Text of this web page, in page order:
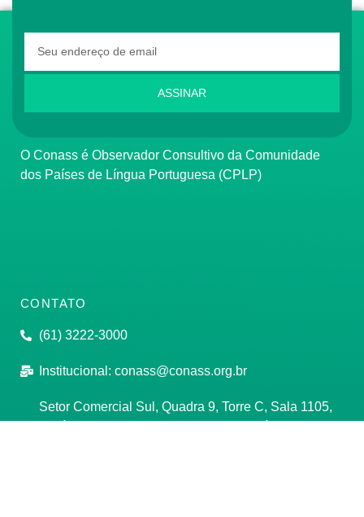
ASSINAR
O Conass é Observador Consultivo da Comunidade
dos Países de Língua Portuguesa (CPLP)
CONTATO
(61) 3222-3000
Institucional: conass@conass.org.br
Setor Comercial Sul, Quadra 9, Torre C, Sala 1105,